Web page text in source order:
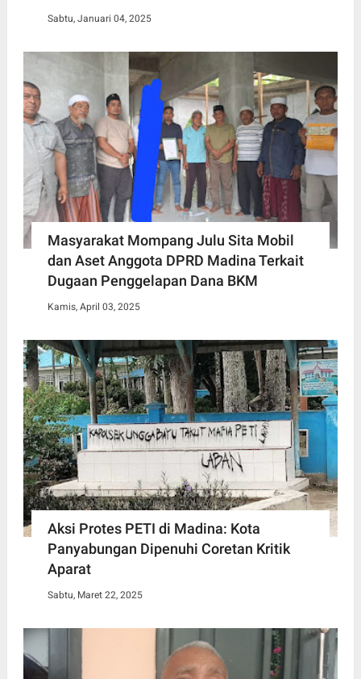
Sabtu, Januari 04, 2025
Masyarakat Mompang Julu Sita Mobil
dan Aset Anggota DPRD Madina Terkait
Dugaan Penggelapan Dana BKM
Kamis, April 03, 2025
Aksi Protes PETI di Madina: Kota
Panyabungan Dipenuhi Coretan Kritik
Aparat
Sabtu, Maret 22, 2025